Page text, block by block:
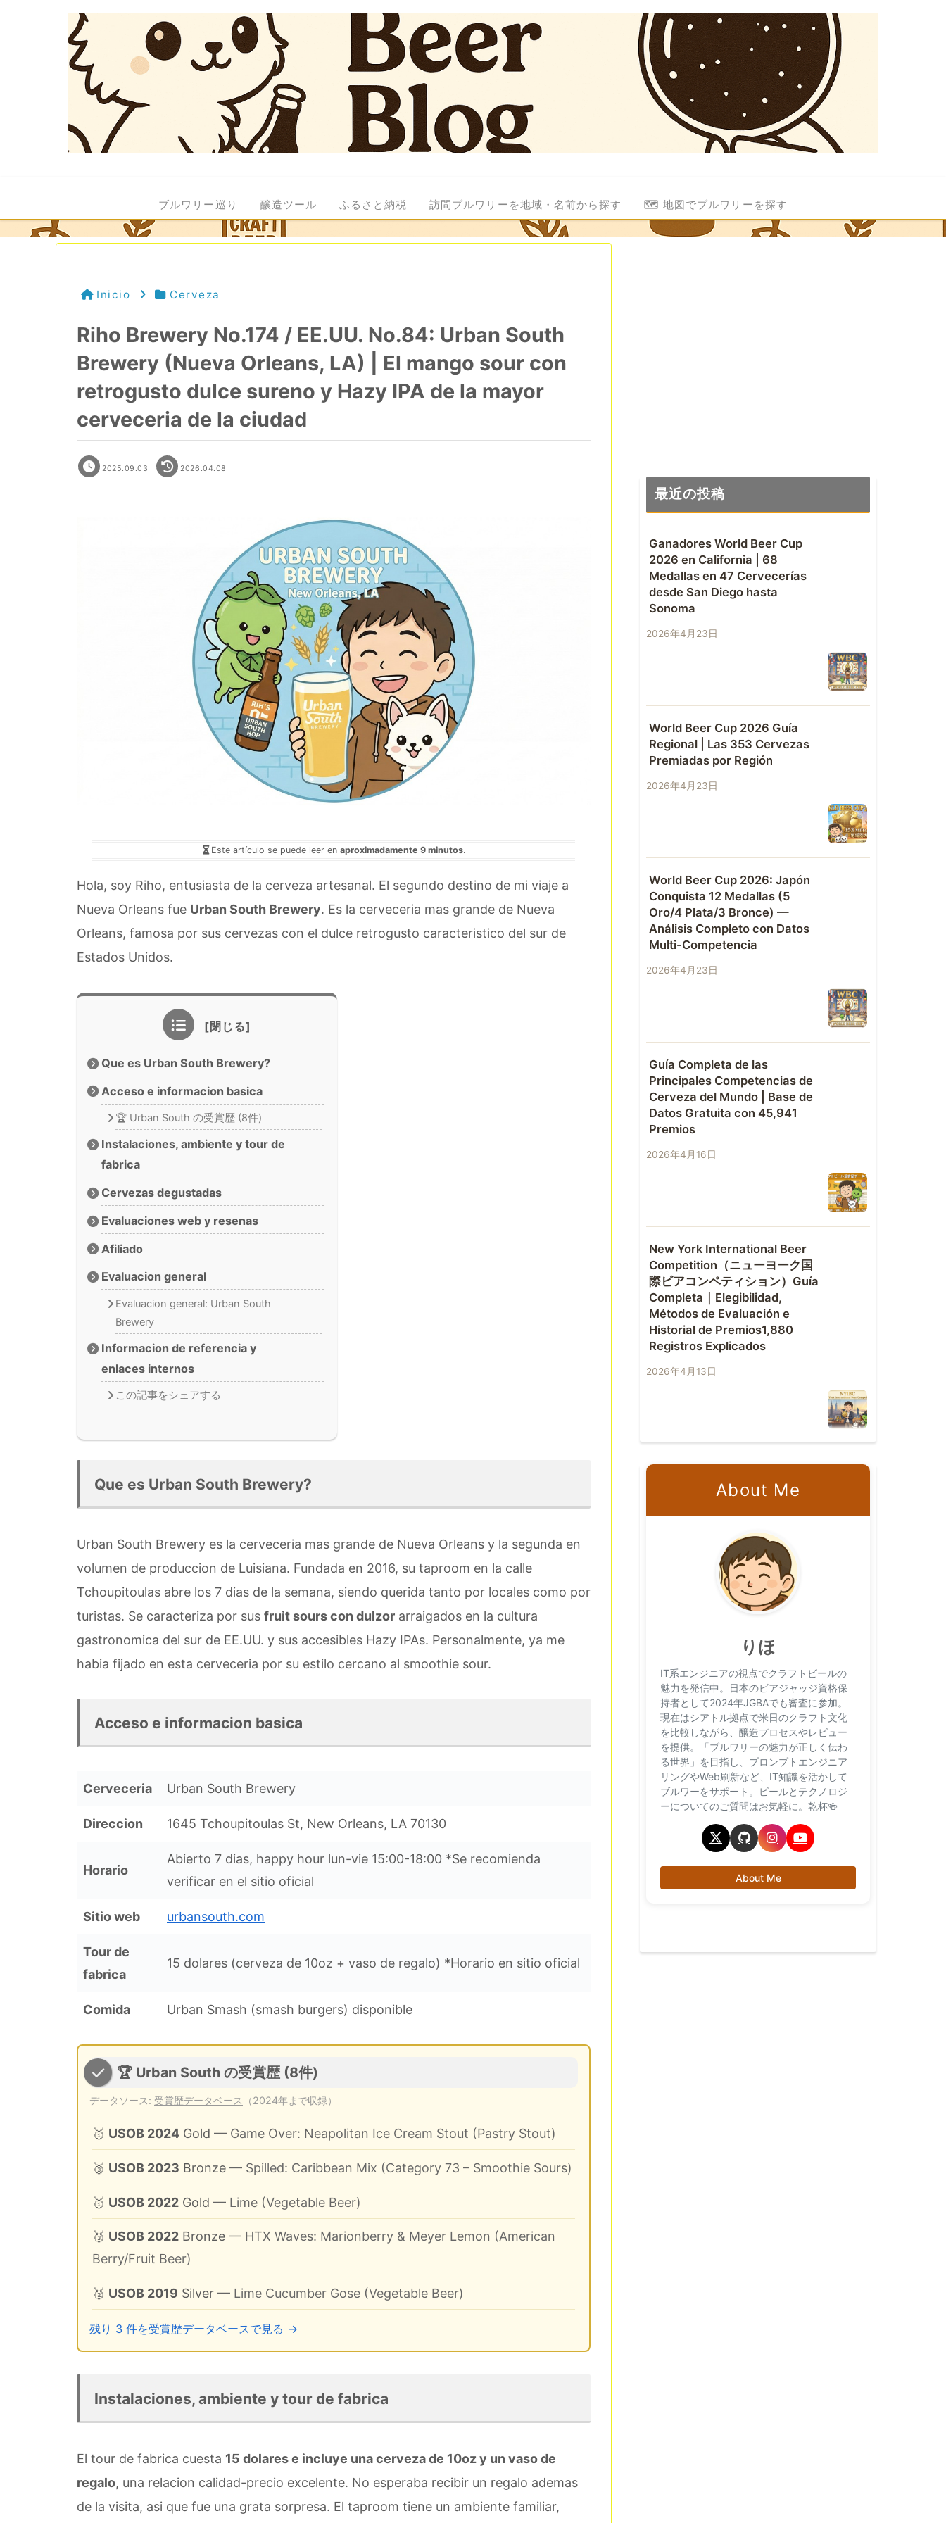
ブルワリー巡り 醸造ツール ふるさと納税 訪問ブルワリーを地域・名前から探す 🗺️ 地図でブルワリーを探す
Inicio Cerveza
Riho Brewery No.174 / EE.UU. No.84: Urban South
Brewery (Nueva Orleans, LA) | El mango sour con
retrogusto dulce sureno y Hazy IPA de la mayor
cerveceria de la ciudad
2025.09.03 2026.04.08
Este artículo se puede leer en aproximadamente 9 minutos.
Hola, soy Riho, entusiasta de la cerveza artesanal. El segundo destino de mi viaje a
Nueva Orleans fue Urban South Brewery. Es la cerveceria mas grande de Nueva
Orleans, famosa por sus cervezas con el dulce retrogusto caracteristico del sur de
Estados Unidos.
Que es Urban South Brewery?
Acceso e informacion basica
🏆 Urban South の受賞歴 (8件)
Instalaciones, ambiente y tour de
fabrica
Cervezas degustadas
Evaluaciones web y resenas
Afiliado
Evaluacion general
Evaluacion general: Urban South
Brewery
Informacion de referencia y
enlaces internos
この記事をシェアする
Que es Urban South Brewery?
Urban South Brewery es la cerveceria mas grande de Nueva Orleans y la segunda en
volumen de produccion de Luisiana. Fundada en 2016, su taproom en la calle
Tchoupitoulas abre los 7 dias de la semana, siendo querida tanto por locales como por
turistas. Se caracteriza por sus fruit sours con dulzor arraigados en la cultura
gastronomica del sur de EE.UU. y sus accesibles Hazy IPAs. Personalmente, ya me
habia fijado en esta cerveceria por su estilo cercano al smoothie sour.
Acceso e informacion basica
Cerveceria Urban South Brewery
Direccion 1645 Tchoupitoulas St, New Orleans, LA 70130
Horario
Abierto 7 dias, happy hour lun-vie 15:00-18:00 *Se recomienda
verificar en el sitio oficial
Sitio web urbansouth.com
Tour de
fabrica
15 dolares (cerveza de 10oz + vaso de regalo) *Horario en sitio oficial
Comida Urban Smash (smash burgers) disponible
🏆 Urban South の受賞歴 (8件)
データソース: 受賞歴データベース （2024年まで収録）
🥇 USOB 2024Gold — Game Over: Neapolitan Ice Cream Stout (Pastry Stout)
🥉 USOB 2023 Bronze — Spilled: Caribbean Mix (Category 73 – Smoothie Sours)
🥇 USOB 2022Gold — Lime (Vegetable Beer)
🥉 USOB 2022Bronze — HTX Waves: Marionberry & Meyer Lemon (American
Berry/Fruit Beer)
🥈 USOB 2019 Silver — Lime Cucumber Gose (Vegetable Beer)
残り 3 件を受賞歴データベースで見る →
Instalaciones, ambiente y tour de fabrica
El tour de fabrica cuesta 15 dolares e incluye una cerveza de 10oz y un vaso de
regalo, una relacion calidad-precio excelente. No esperaba recibir un regalo ademas
de la visita, asi que fue una grata sorpresa. El taproom tiene un ambiente familiar,
最近の投稿
Ganadores World Beer Cup
2026 en California | 68
Medallas en 47 Cervecerías
desde San Diego hasta
Sonoma
2026年4月23日
World Beer Cup 2026 Guía
Regional | Las 353 Cervezas
Premiadas por Región
2026年4月23日
World Beer Cup 2026: Japón
Conquista 12 Medallas (5
Oro/4 Plata/3 Bronce) —
Análisis Completo con Datos
Multi-Competencia
2026年4月23日
Guía Completa de las
Principales Competencias de
Cerveza del Mundo | Base de
Datos Gratuita con 45,941
Premios
2026年4月16日
New York International Beer
Competition（ニューヨーク国
際ビアコンペティション）Guía
Completa｜Elegibilidad,
Métodos de Evaluación e
Historial de Premios1,880
Registros Explicados
2026年4月13日
About Me
りほ
IT系エンジニアの視点でクラフトビールの
魅力を発信中。日本のビアジャッジ資格保
持者として2024年JGBAでも審査に参加。
現在はシアトル拠点で米日のクラフト文化
を比較しながら、醸造プロセスやレビュー
を提供。「ブルワリーの魅力が正しく伝わ
る世界」を目指し、プロンプトエンジニア
リングやWeb刷新など、IT知識を活かして
ブルワーをサポート。ビールとテクノロジ
ーについてのご質問はお気軽に。乾杯🍻
About Me